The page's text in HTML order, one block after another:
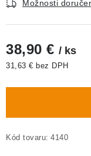
Možnosti
38,90 € / ks
31,63 € bez DPH
Kód tovaru: 4140